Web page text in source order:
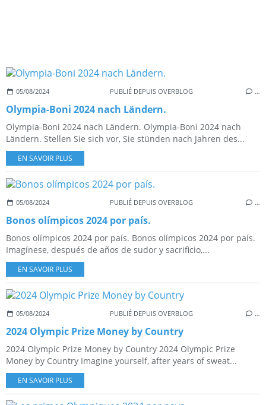
05/08/2024 PUBLIÉ DEPUIS OVERBLOG …
Olympia-Boni 2024 nach Ländern.
Olympia-Boni 2024 nach Ländern. Olympia-Boni 2024 nach
Ländern. Stellen Sie sich vor, Sie stünden nach Jahren des...
EN SAVOIR PLUS
05/08/2024 PUBLIÉ DEPUIS OVERBLOG …
Bonos olímpicos 2024 por país.
Bonos olímpicos 2024 por país. Bonos olímpicos 2024 por país.
Imagínese, después de años de sudor y sacrificio,...
EN SAVOIR PLUS
05/08/2024 PUBLIÉ DEPUIS OVERBLOG …
2024 Olympic Prize Money by Country
2024 Olympic Prize Money by Country 2024 Olympic Prize
Money by Country Imagine yourself, after years of sweat...
EN SAVOIR PLUS